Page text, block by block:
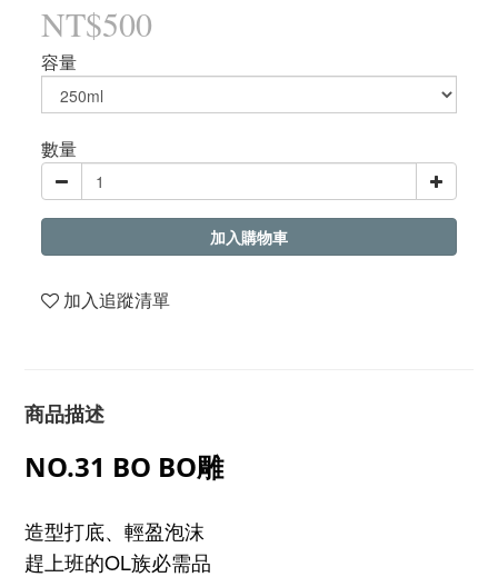
NT$500
容量
數量
加入購物車
加入追蹤清單
商品描述
NO.31 BO BO雕
造型打底、輕盈泡沫
趕上班的OL族必需品